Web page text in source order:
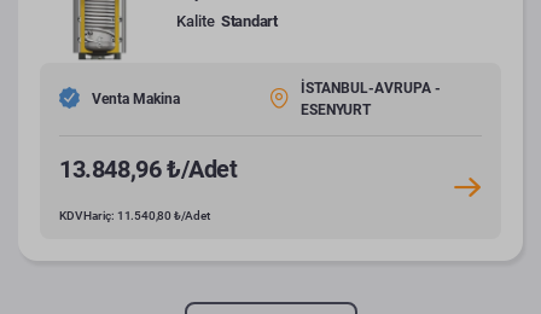
Kalite Standart
Venta Makina
İSTANBUL-AVRUPA -
ESENYURT
13.848,96 ₺/Adet
KDV Hariç: 11.540,80 ₺/Adet